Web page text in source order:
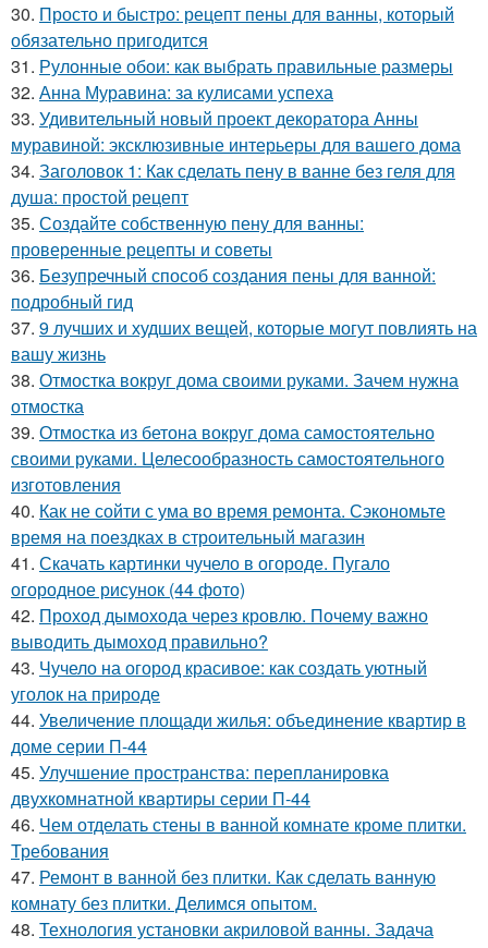
30. Просто и быстро: рецепт пены для ванны, который
обязательно пригодится
31. Рулонные обои: как выбрать правильные размеры
32. Анна Муравина: за кулисами успеха
33. Удивительный новый проект декоратора Анны
муравиной: эксклюзивные интерьеры для вашего дома
34. Заголовок 1: Как сделать пену в ванне без геля для
душа: простой рецепт
35. Создайте собственную пену для ванны:
проверенные рецепты и советы
36. Безупречный способ создания пены для ванной:
подробный гид
37. 9 лучших и худших вещей, которые могут повлиять на
вашу жизнь
38. Отмостка вокруг дома своими руками. Зачем нужна
отмостка
39. Отмостка из бетона вокруг дома самостоятельно
своими руками. Целесообразность самостоятельного
изготовления
40. Как не сойти с ума во время ремонта. Сэкономьте
время на поездках в строительный магазин
41. Скачать картинки чучело в огороде. Пугало
огородное рисунок (44 фото)
42. Проход дымохода через кровлю. Почему важно
выводить дымоход правильно?
43. Чучело на огород красивое: как создать уютный
уголок на природе
44. Увеличение площади жилья: объединение квартир в
доме серии П-44
45. Улучшение пространства: перепланировка
двухкомнатной квартиры серии П-44
46. Чем отделать стены в ванной комнате кроме плитки.
Требования
47. Ремонт в ванной без плитки. Как сделать ванную
комнату без плитки. Делимся опытом.
48. Технология установки акриловой ванны. Задача